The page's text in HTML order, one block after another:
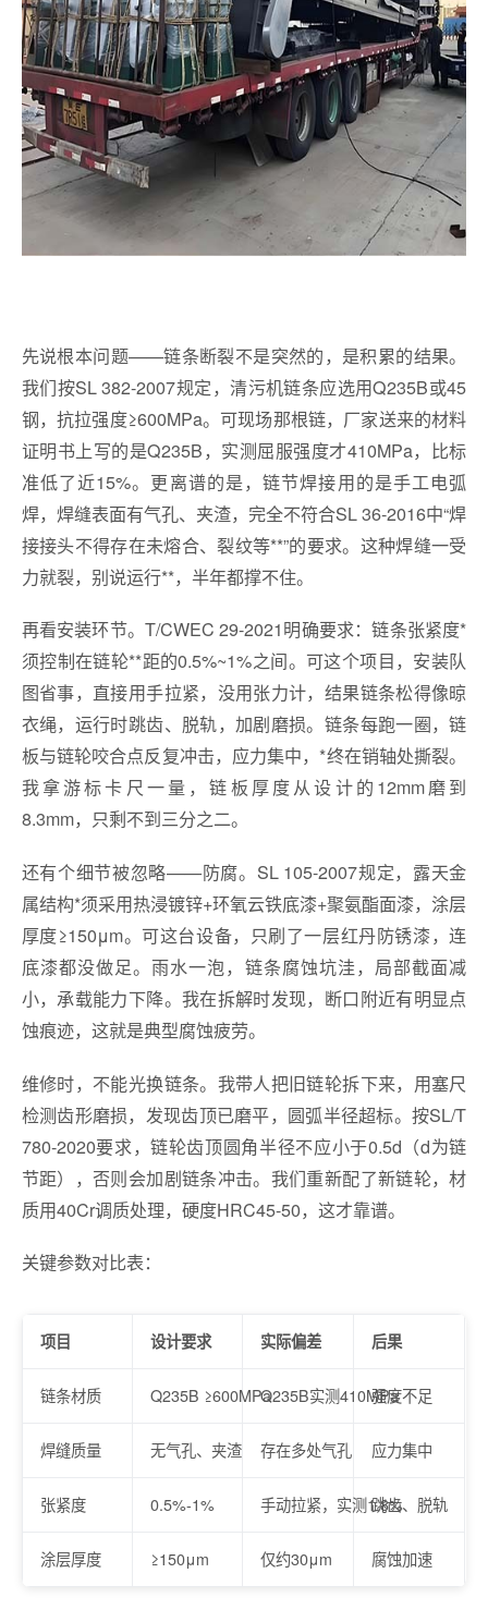
先说根本问题——链条断裂不是突然的，是积累的结果。
我们按SL 382-2007规定，清污机链条应选用Q235B或45
钢，抗拉强度≥600MPa。可现场那根链，厂家送来的材料
证明书上写的是Q235B，实测屈服强度才410MPa，比标
准低了近15%。更离谱的是，链节焊接用的是手工电弧
焊，焊缝表面有气孔、夹渣，完全不符合SL 36-2016中“焊
接接头不得存在未熔合、裂纹等**”的要求。这种焊缝一受
力就裂，别说运行**，半年都撑不住。
再看安装环节。T/CWEC 29-2021明确要求：链条张紧度*
须控制在链轮**距的0.5%~1%之间。可这个项目，安装队
图省事，直接用手拉紧，没用张力计，结果链条松得像晾
衣绳，运行时跳齿、脱轨，加剧磨损。链条每跑一圈，链
板与链轮咬合点反复冲击，应力集中，*终在销轴处撕裂。
我拿游标卡尺一量，链板厚度从设计的12mm磨到
8.3mm，只剩不到三分之二。
还有个细节被忽略——防腐。SL 105-2007规定，露天金
属结构*须采用热浸镀锌+环氧云铁底漆+聚氨酯面漆，涂层
厚度≥150μm。可这台设备，只刷了一层红丹防锈漆，连
底漆都没做足。雨水一泡，链条腐蚀坑洼，局部截面减
小，承载能力下降。我在拆解时发现，断口附近有明显点
蚀痕迹，这就是典型腐蚀疲劳。
维修时，不能光换链条。我带人把旧链轮拆下来，用塞尺
检测齿形磨损，发现齿顶已磨平，圆弧半径超标。按SL/T
780-2020要求，链轮齿顶圆角半径不应小于0.5d（d为链
节距），否则会加剧链条冲击。我们重新配了新链轮，材
质用40Cr调质处理，硬度HRC45-50，这才靠谱。
关键参数对比表：
项目 设计要求 实际偏差 后果
链条材质 Q235B ≥600MPaQ235B实测410MPa强度不足
焊缝质量 无气孔、夹渣 存在多处气孔 应力集中
张紧度 0.5%-1% 手动拉紧，实测1.8%跳齿、脱轨
涂层厚度 ≥150μm 仅约30μm 腐蚀加速